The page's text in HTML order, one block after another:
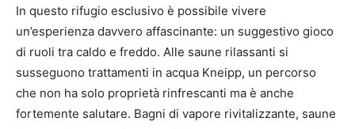
In questo rifugio esclusivo è possibile vivere
un’esperienza davvero affascinante: un suggestivo gioco
di ruoli tra caldo e freddo. Alle saune rilassanti si
susseguono trattamenti in acqua Kneipp, un percorso
che non ha solo proprietà rinfrescanti ma è anche
fortemente salutare. Bagni di vapore rivitalizzante, saune